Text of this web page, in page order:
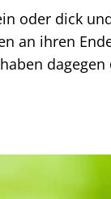
oder dick
an ihren
dagegen